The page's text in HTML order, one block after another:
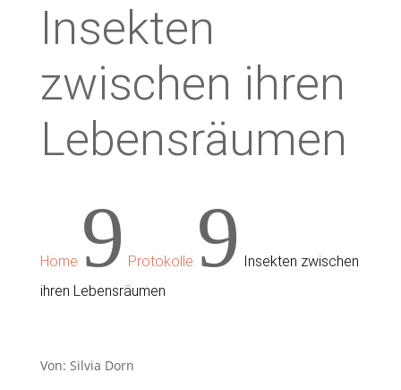
Insekten
zwischen ihren
Lebensräumen
Home 9 Protokolle 9 Insekten zwischen
ihren Lebensräumen
Von: Silvia Dorn